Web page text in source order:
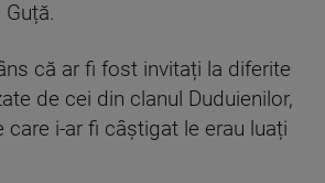
că ar fi fost invitați la diferite
de cei din clanul Duduienilor,
care i-ar fi câștigat le erau luați